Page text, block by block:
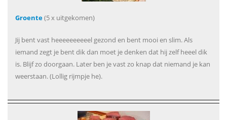
Groente(5 x uitgekomen)
Jij bent vast heeeeeeeeeel gezond en bent mooi en slim. Als
iemand zegt je bent dik dan moet je denken dat hij zelf heeel dik
is. Blijf zo doorgaan. Later ben je vast zo knap dat niemand je kan
weerstaan. (Lollig rijmpje he).